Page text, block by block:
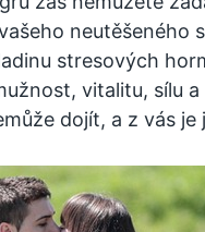
neutěšeného
stresových
vitalitu, sílu a
dojít, a z vás je